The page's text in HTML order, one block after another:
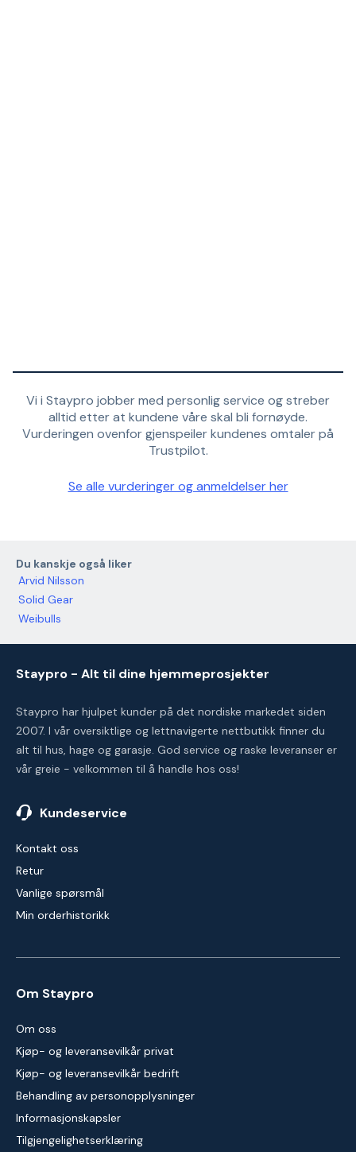
Vi i Staypro jobber med personlig service og streber
alltid etter at kundene våre skal bli fornøyde.
Vurderingen ovenfor gjenspeiler kundenes omtaler på
Trustpilot.
Se alle vurderinger og anmeldelser her
Du kanskje også liker
Arvid Nilsson
Solid Gear
Weibulls
Staypro - Alt til dine hjemmeprosjekter
Staypro har hjulpet kunder på det nordiske markedet siden
2007. I vår oversiktlige og lettnavigerte nettbutikk finner du
alt til hus, hage og garasje. God service og raske leveranser er
vår greie - velkommen til å handle hos oss!
Kundeservice
Kontakt oss
Retur
Vanlige spørsmål
Min orderhistorikk
Om Staypro
Om oss
Kjøp- og leveransevilkår privat
Kjøp- og leveransevilkår bedrift
Behandling av personopplysninger
Informasjonskapsler
Tilgjengelighetserklæring